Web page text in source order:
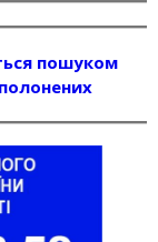
пошуком